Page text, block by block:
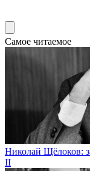
Самое читаемое
Николай Щёлоков:
II